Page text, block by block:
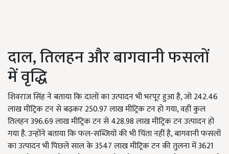
दाल, तिलहन और बागवानी फसलों
में वृद्धि
शिवराज सिंह ने बताया कि दालों का उत्पादन भी भरपूर हुआ है, जो 242.46
लाख मीट्रिक टन से बढ़कर 250.97 लाख मीट्रिक टन हो गया, वहीं कुल
तिलहन 396.69 लाख मीट्रिक टन से 428.98 लाख मीट्रिक टन उत्पादन हो
गया है. उन्होंने बताया कि फल-सब्जियों की भी चिंता नहीं है, बागवानी फसलों
का उत्पादन भी पिछले साल के 3547 लाख मीट्रिक टन की तुलना में 3621